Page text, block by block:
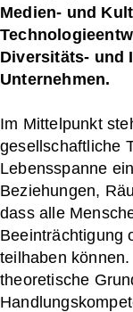
Medien- und
Diversitäts- und
Unternehmen.
Im Mittelpunkt
gesellschaftliche
Lebensspanne
Beziehungen,
dass alle
Beeinträchtigung
teilhaben
theoretische